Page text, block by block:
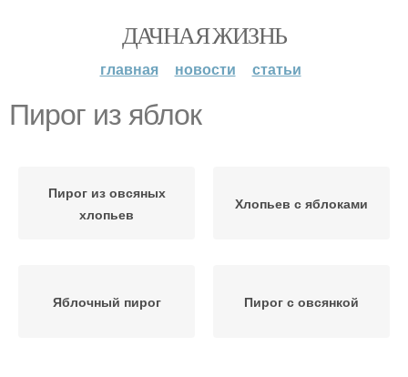
ДАЧНАЯ ЖИЗНЬ
главная новости статьи
Пирог из яблок
Пирог из овсяных
хлопьев
Хлопьев с яблоками
Яблочный пирог Пирог с овсянкой